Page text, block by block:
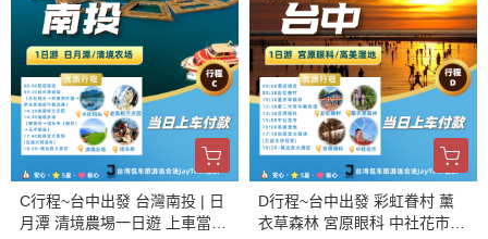
C行程~台中出發 台灣南投 | 日
月潭 清境農埸一日遊 上車當天
D行程~台中出發 彩虹眷村 薰
衣草森林 宮原眼科 中社花市